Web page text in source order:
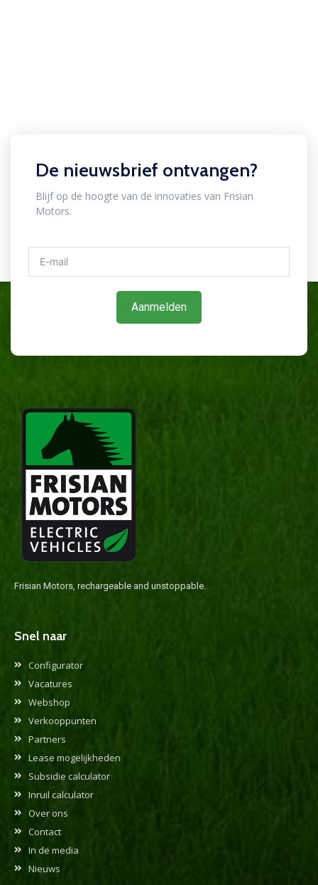
De nieuwsbrief ontvangen?
Blijf op de hoogte van de innovaties van Frisian
Motors.
Aanmelden
Frisian Motors, rechargeable and unstoppable.
Snel naar
Configurator
Vacatures
Webshop
Verkooppunten
Partners
Lease mogelijkheden
Subsidie calculator
Inruil calculator
Over ons
Contact
In de media
Nieuws